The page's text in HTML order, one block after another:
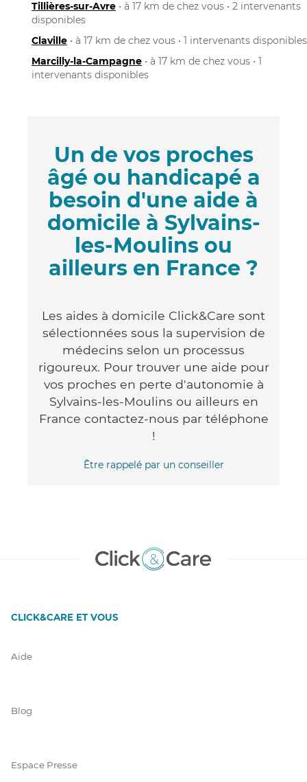
Tillières-sur-Avre • à 17 km de chez vous • 2 intervenants
disponibles
Claville • à 17 km de chez vous • 1 intervenants disponibles
Marcilly-la-Campagne • à 17 km de chez vous • 1
intervenants disponibles
Un de vos proches
âgé ou handicapé a
besoin d'une aide à
domicile à Sylvains-
les-Moulins ou
ailleurs en France ?
Les aides à domicile Click&Care sont
sélectionnées sous la supervision de
médecins selon un processus
rigoureux. Pour trouver une aide pour
vos proches en perte d'autonomie à
Sylvains-les-Moulins ou ailleurs en
France contactez-nous par téléphone
!
Être rappelé par un conseiller
CLICK&CARE ET VOUS
Aide
Blog
Espace Presse